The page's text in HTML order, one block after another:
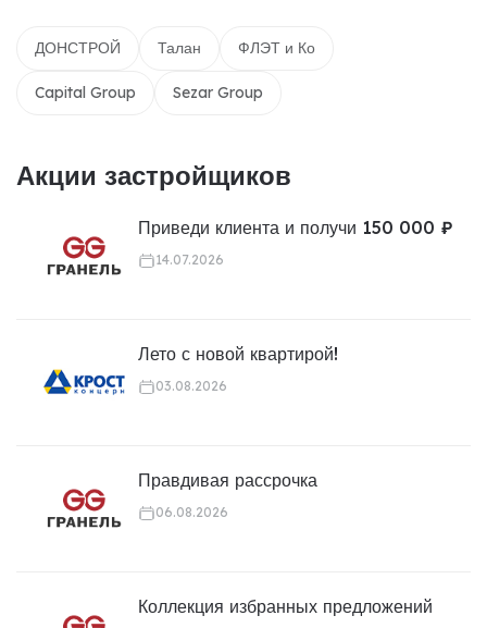
ДОНСТРОЙ Талан ФЛЭТ и Ко
Capital Group Sezar Group
Акции застройщиков
Приведи клиента и получи 150 000 ₽
14.07.2026
Лето с новой квартирой!
03.08.2026
Правдивая рассрочка
06.08.2026
Коллекция избранных предложений